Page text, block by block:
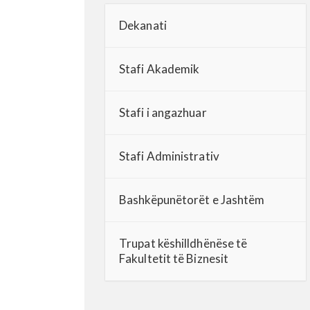
Dekanati
Stafi Akademik
Stafi i angazhuar
Stafi Administrativ
Bashkëpunëtorët e Jashtëm
Trupat këshilldhënëse të
Fakultetit të Biznesit